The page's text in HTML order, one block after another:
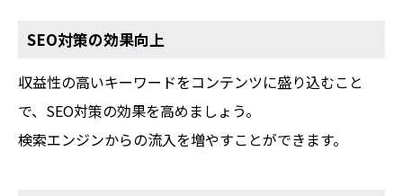
SEO対策の効果向上
収益性の高いキーワードをコンテンツに盛り込むこと
で、SEO対策の効果を高めましょう。
検索エンジンからの流入を増やすことができます。